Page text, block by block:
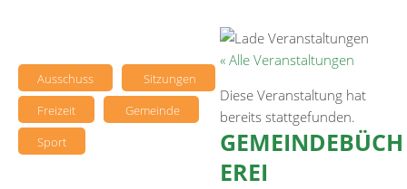
Ausschuss
Sitzungen
Freizeit
Gemeinde
Sport
« Alle Veranstaltungen
Diese Veranstaltung hat
bereits stattgefunden.
GEMEINDEBÜCH
EREI